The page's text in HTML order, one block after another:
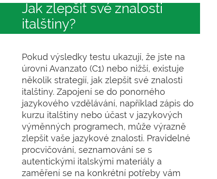
Jak zlepšit své znalosti
italštiny?
Pokud výsledky testu ukazují, že jste na
úrovni Avanzato (C1) nebo nižší, existuje
několik strategií, jak zlepšit své znalosti
italštiny. Zapojení se do ponorného
jazykového vzdělávání, například zápis do
kurzu italštiny nebo účast v jazykových
výměnných programech, může výrazně
zlepšit vaše jazykové znalosti. Pravidelné
procvičování, seznamování se s
autentickými italskými materiály a
zaměření se na konkrétní potřeby vám